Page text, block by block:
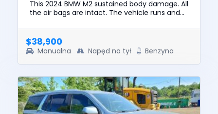
This 2024 BMW M2 sustained body damage. All
the air bags are intact. The vehicle runs and
salvage title. No ...
$38,900
Manualna Napęd na tył Benzyna